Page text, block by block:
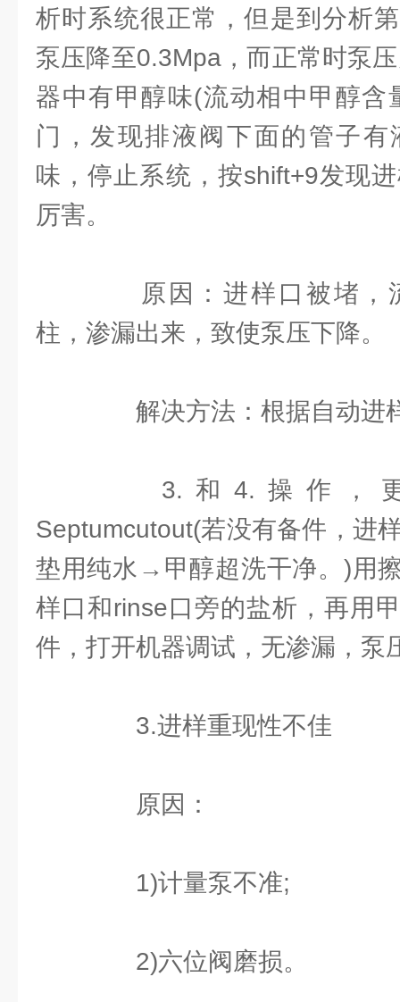
析时系统很正常，但是到分析
泵压降至0.3Mpa，而正常时泵
器中有甲醇味(流动相中甲醇含
门，发现排液阀下面的管子
味，停止系统，按shift+9发现
厉害。
原因：进样口被堵，
柱，渗漏出来，致使泵压下降。
解决方法：根据自动进
3.和4.操作，更
Septumcutout(若没有备件，进
垫用纯水→甲醇超洗干净。)用
样口和rinse口旁的盐析，再用
件，打开机器调试，无渗漏，泵
3.进样重现性不佳
原因：
1)计量泵不准;
2)六位阀磨损。